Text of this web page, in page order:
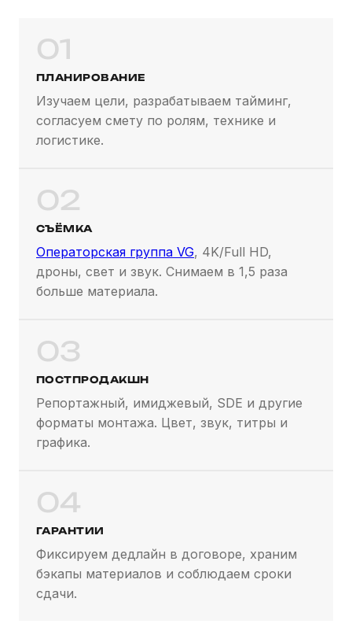
01
ПЛАНИРОВАНИЕ
Изучаем цели, разрабатываем тайминг,
согласуем смету по ролям, технике и
логистике.
02
СЪЁМКА
Операторская группа VG, 4K/Full HD,
дроны, свет и звук. Снимаем в 1,5 раза
больше материала.
03
ПОСТПРОДАКШН
Репортажный, имиджевый, SDE и другие
форматы монтажа. Цвет, звук, титры и
графика.
04
ГАРАНТИИ
Фиксируем дедлайн в договоре, храним
бэкапы материалов и соблюдаем сроки
сдачи.